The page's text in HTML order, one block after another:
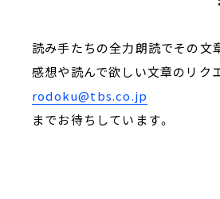
読み手たちの全力朗読でその文章
感想や読んで欲しい文章のリクエ
rodoku@tbs.co.jp
までお待ちしています。